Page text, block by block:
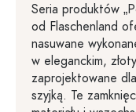
Seria produktów
od Flaschenland
nasuwane
w eleganckim,
zaprojektowane
szyjką. Te